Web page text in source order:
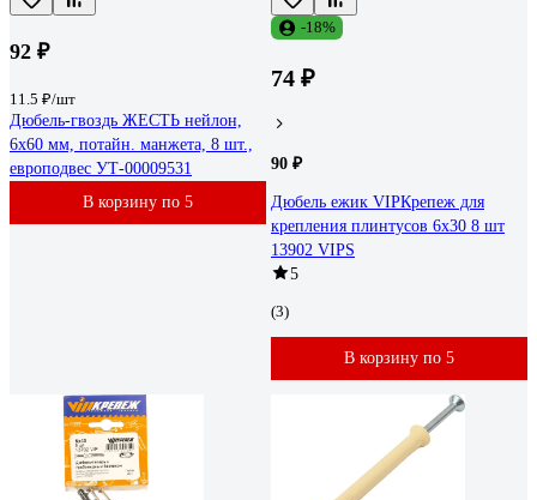
92 ₽
11.5 ₽/шт
Дюбель-гвоздь ЖЕСТЬ нейлон,
6x60 мм, потайн. манжета, 8 шт.,
европодвес УТ-00009531
В корзину по 5
-18%
74 ₽
90 ₽
Дюбель ежик VIPКрепеж для
крепления плинтусов 6х30 8 шт
13902 VIPS
5
(3)
В корзину по 5